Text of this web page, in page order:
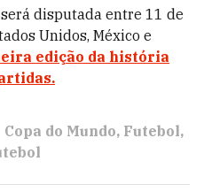
disputada entre 11 de
Unidos, México e
edição da história
Copa do Mundo Futebol